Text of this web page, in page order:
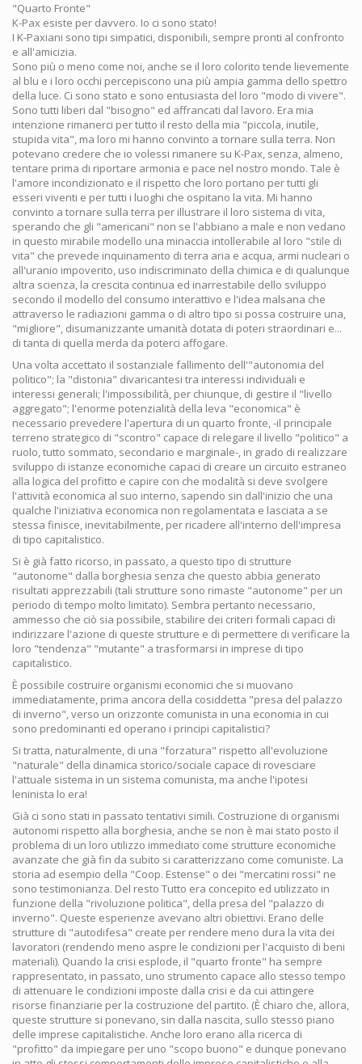
"Quarto Fronte"
K-Pax esiste per davvero. Io ci sono stato!
I K-Paxiani sono tipi simpatici, disponibili, sempre pronti al confronto
e all'amicizia.
Sono più o meno come noi, anche se il loro colorito tende lievemente
al blu e i loro occhi percepiscono una più ampia gamma dello spettro
della luce. Ci sono stato e sono entusiasta del loro "modo di vivere".
Sono tutti liberi dal "bisogno" ed affrancati dal lavoro. Era mia
intenzione rimanerci per tutto il resto della mia "piccola, inutile,
stupida vita", ma loro mi hanno convinto a tornare sulla terra. Non
potevano credere che io volessi rimanere su K-Pax, senza, almeno,
tentare prima di riportare armonia e pace nel nostro mondo. Tale è
l'amore incondizionato e il rispetto che loro portano per tutti gli
esseri viventi e per tutti i luoghi che ospitano la vita. Mi hanno
convinto a tornare sulla terra per illustrare il loro sistema di vita,
sperando che gli "americani" non se l'abbiano a male e non vedano
in questo mirabile modello una minaccia intollerabile al loro "stile di
vita" che prevede inquinamento di terra aria e acqua, armi nucleari o
all'uranio impoverito, uso indiscriminato della chimica e di qualunque
altra scienza, la crescita continua ed inarrestabile dello sviluppo
secondo il modello del consumo interattivo e l'idea malsana che
attraverso le radiazioni gamma o di altro tipo si possa costruire una,
"migliore", disumanizzante umanità dotata di poteri straordinari e...
di tanta di quella merda da poterci affogare.
Una volta accettato il sostanziale fallimento dell'"autonomia del
politico"; la "distonia" divaricantesi tra interessi individuali e
interessi generali; l'impossibilità, per chiunque, di gestire il "livello
aggregato"; l'enorme potenzialità della leva "economica" è
necessario prevedere l'apertura di un quarto fronte, -il principale
terreno strategico di "scontro" capace di relegare il livello "politico" a
ruolo, tutto sommato, secondario e marginale-, in grado di realizzare
sviluppo di istanze economiche capaci di creare un circuito estraneo
alla logica del profitto e capire con che modalità si deve svolgere
l'attività economica al suo interno, sapendo sin dall'inizio che una
qualche l'iniziativa economica non regolamentata e lasciata a se
stessa finisce, inevitabilmente, per ricadere all'interno dell'impresa
di tipo capitalistico.
Si è già fatto ricorso, in passato, a questo tipo di strutture
"autonome" dalla borghesia senza che questo abbia generato
risultati apprezzabili (tali strutture sono rimaste "autonome" per un
periodo di tempo molto limitato). Sembra pertanto necessario,
ammesso che ciò sia possibile, stabilire dei criteri formali capaci di
indirizzare l'azione di queste strutture e di permettere di verificare la
loro "tendenza" "mutante" a trasformarsi in imprese di tipo
capitalistico.
È possibile costruire organismi economici che si muovano
immediatamente, prima ancora della cosiddetta "presa del palazzo
di inverno", verso un orizzonte comunista in una economia in cui
sono predominanti ed operano i principi capitalistici?
Si tratta, naturalmente, di una "forzatura" rispetto all'evoluzione
"naturale" della dinamica storico/sociale capace di rovesciare
l'attuale sistema in un sistema comunista, ma anche l'ipotesi
leninista lo era!
Già ci sono stati in passato tentativi simili. Costruzione di organismi
autonomi rispetto alla borghesia, anche se non è mai stato posto il
problema di un loro utilizzo immediato come strutture economiche
avanzate che già fin da subito si caratterizzano come comuniste. La
storia ad esempio della "Coop. Estense" o dei "mercatini rossi" ne
sono testimonianza. Del resto Tutto era concepito ed utilizzato in
funzione della "rivoluzione politica", della presa del "palazzo di
inverno". Queste esperienze avevano altri obiettivi. Erano delle
strutture di "autodifesa" create per rendere meno dura la vita dei
lavoratori (rendendo meno aspre le condizioni per l'acquisto di beni
materiali). Quando la crisi esplode, il "quarto fronte" ha sempre
rappresentato, in passato, uno strumento capace allo stesso tempo
di attenuare le condizioni imposte dalla crisi e da cui attingere
risorse finanziarie per la costruzione del partito. (È chiaro che, allora,
queste strutture si ponevano, sin dalla nascita, sullo stesso piano
delle imprese capitalistiche. Anche loro erano alla ricerca di
"profitto" da impiegare per uno "scopo buono" e dunque ponevano